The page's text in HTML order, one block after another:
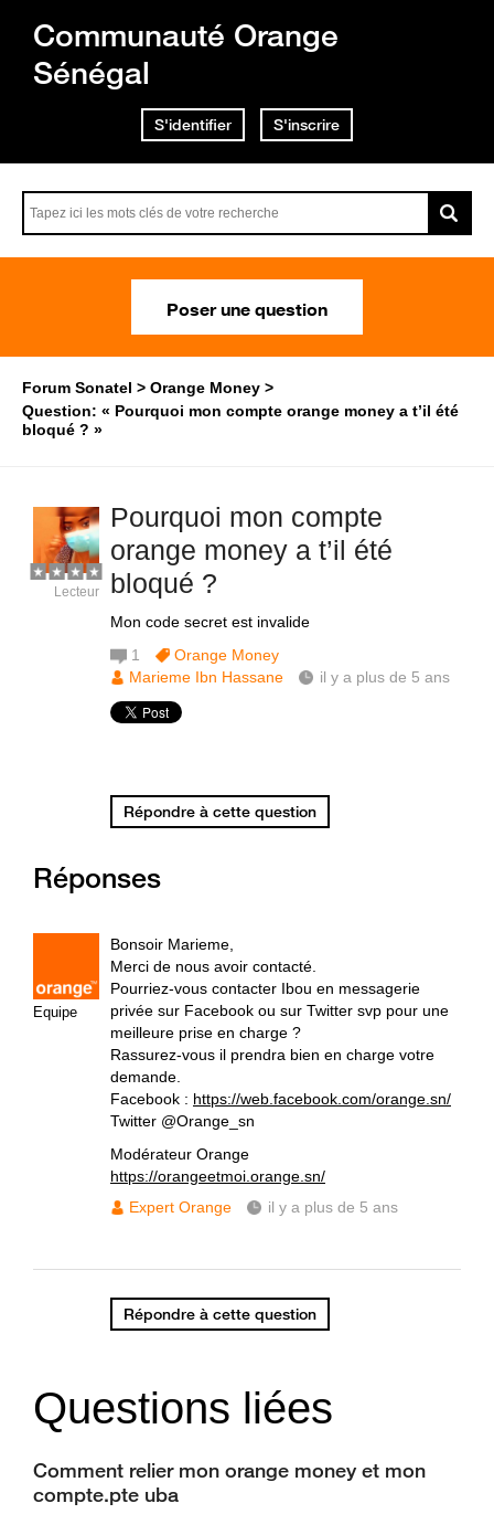
Communauté Orange
Sénégal
S'identifier S'inscrire
Poser une question
Forum Sonatel
Orange Money
Question: « Pourquoi mon compte orange money a t’il été
bloqué ? »
Pourquoi mon compte
orange money a t’il été
bloqué ?
Mon code secret est invalide
Lecteur
1
Orange Money
Marieme Ibn Hassane
il y a plus de 5 ans
Répondre à cette question
Réponses
Equipe
Bonsoir Marieme,
Merci de nous avoir contacté.
Pourriez-vous contacter Ibou en messagerie
privée sur Facebook ou sur Twitter svp pour une
meilleure prise en charge ?
Rassurez-vous il prendra bien en charge votre
demande.
Facebook : https://web.facebook.com/orange.sn/
Twitter @Orange_sn
Modérateur Orange
https://orangeetmoi.orange.sn/
Expert Orange
il y a plus de 5 ans
Répondre à cette question
Questions liées
Comment relier mon orange money et mon
compte.pte uba